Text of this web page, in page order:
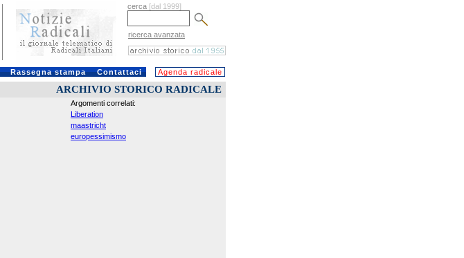
cerca [dal 1999]
ricerca avanzata
Rassegna stampa Contattaci Agenda radicale
ARCHIVIO STORICO RADICALE
Argomenti correlati:
Liberation
maastricht
europessimismo